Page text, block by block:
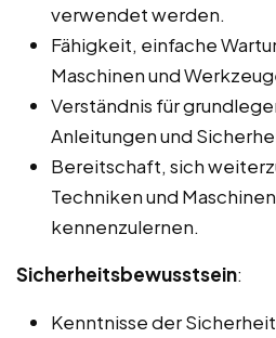
verwendet werden.
Fähigkeit, einfache
Maschinen und
Verständnis für
Anleitungen und
Bereitschaft, sich
Techniken und
kennenzulernen.
Sicherheitsbewusstsein:
Kenntnisse der